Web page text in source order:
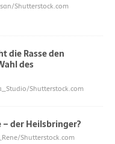
Shutterstock.com
die Rasse den
des
Shutterstock.com
der Heilsbringer?
Shutterstock.com